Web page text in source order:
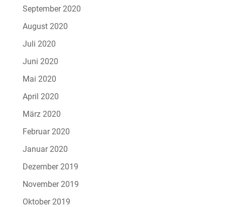
September 2020
August 2020
Juli 2020
Juni 2020
Mai 2020
April 2020
März 2020
Februar 2020
Januar 2020
Dezember 2019
November 2019
Oktober 2019